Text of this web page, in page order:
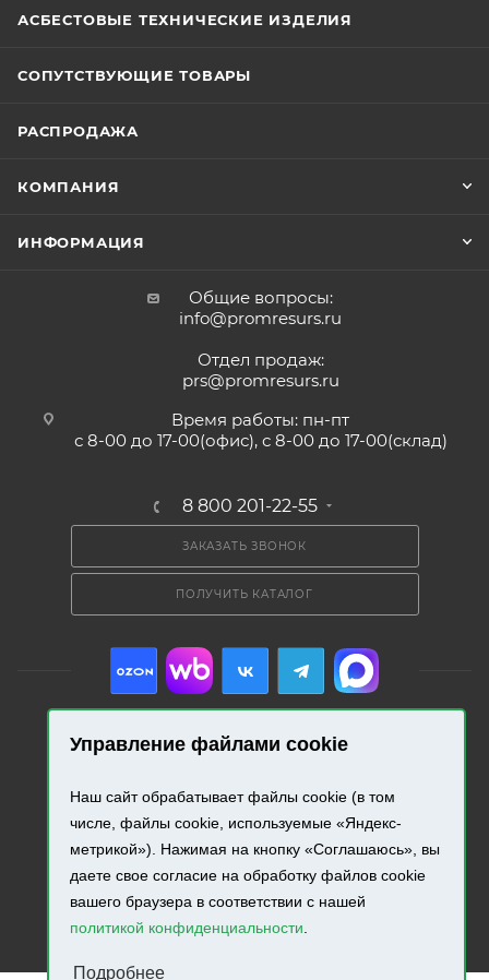
Управление файлами cookie
Наш сайт обрабатывает файлы cookie (в том
числе, файлы cookie, используемые «Яндекс-
метрикой»). Нажимая на кнопку «Соглашаюсь», вы
даете свое согласие на обработку файлов cookie
вашего браузера в соответствии с нашей
политикой конфиденциальности.
Подробнее
АСБЕСТОВЫЕ ТЕХНИЧЕСКИЕ ИЗДЕЛИЯ
СОПУТСТВУЮЩИЕ ТОВАРЫ
РАСПРОДАЖА
КОМПАНИЯ
ИНФОРМАЦИЯ
Общие вопросы:
info@promresurs.ru
Отдел продаж:
prs@promresurs.ru
Время работы: пн-пт
с 8-00 до 17-00(офис), с 8-00 до 17-00(склад)
8 800 201-22-55
ЗАКАЗАТЬ ЗВОНОК
ПОЛУЧИТЬ КАТАЛОГ
Разработка и продвижение сайта.